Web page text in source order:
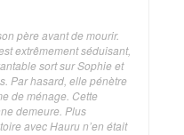
père avant de mourir.
extrêmement séduisant,
sort sur Sophie et
Par hasard, elle pénètre
de ménage. Cette
demeure. Plus
avec Hauru n’en était